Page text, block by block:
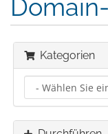
Kategorien